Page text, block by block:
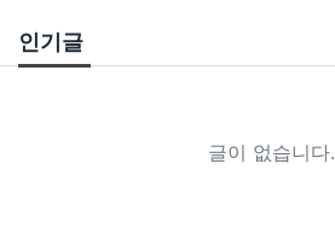
인기글
글이 없습니다.